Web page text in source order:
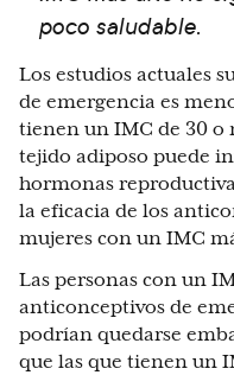
poco saludable.
Los estudios actuales
de emergencia es
tienen un IMC de 30 o
tejido adiposo puede
hormonas
la eficacia de los
mujeres con un IMC
Las personas con un
anticonceptivos de
podrían quedarse
que las que tienen un